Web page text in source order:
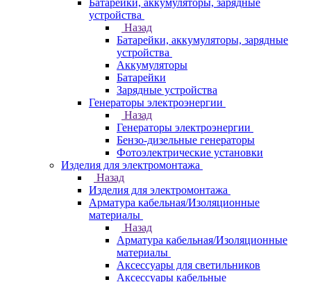
Батарейки, аккумуляторы, зарядные
устройства
Назад
Батарейки, аккумуляторы, зарядные
устройства
Аккумуляторы
Батарейки
Зарядные устройства
Генераторы электроэнергии
Назад
Генераторы электроэнергии
Бензо-дизельные генераторы
Фотоэлектрические установки
Изделия для электромонтажа
Назад
Изделия для электромонтажа
Арматура кабельная/Изоляционные
материалы
Назад
Арматура кабельная/Изоляционные
материалы
Аксессуары для светильников
Аксессуары кабельные